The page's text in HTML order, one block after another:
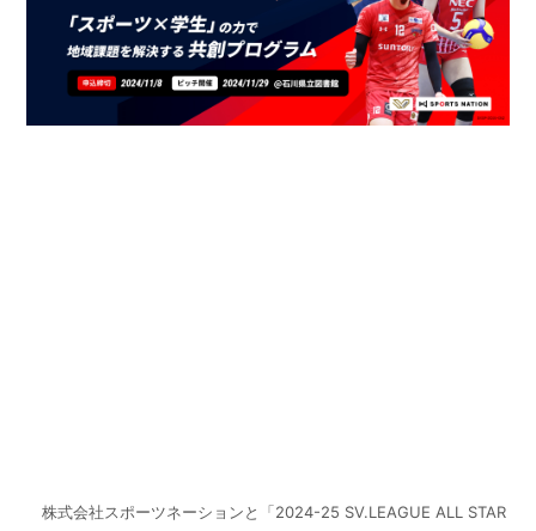
株式会社スポーツネーションと「2024-25 SV.LEAGUE ALL STAR